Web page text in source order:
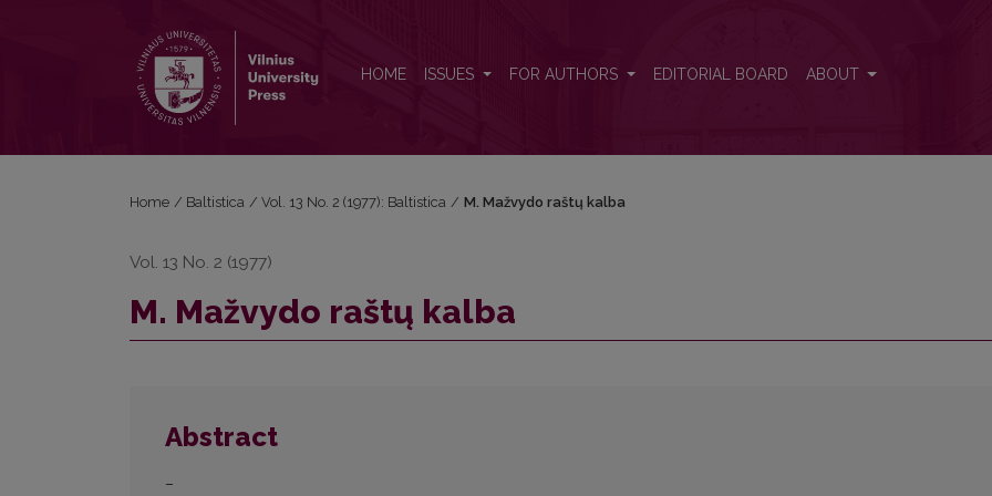
HOME ISSUES FOR AUTHORS EDITORIAL BOARD ABOUT
Home / Baltistica / Vol. 13 No. 2 (1977): Baltistica / M. Mažvydo raštų kalba
Vol. 13 No. 2 (1977)
M. Mažvydo raštų kalba
Abstract
–